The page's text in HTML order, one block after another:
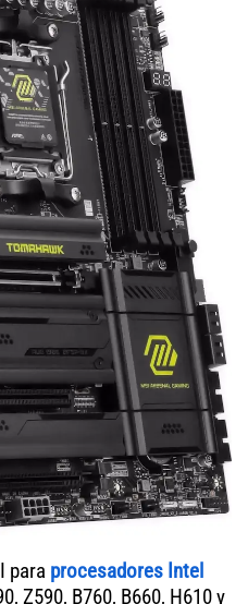
para procesadores Intel
Z590, B760, B660, H610 y